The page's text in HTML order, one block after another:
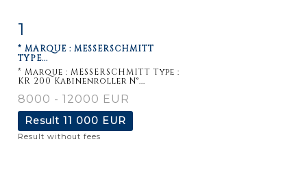
1
* MARQUE : MESSERSCHMITT
TYPE...
* Marque : MESSERSCHMITT Type :
KR 200 Kabinenroller N°...
8000 - 12000 EUR
Result 11 000 EUR
Result without fees